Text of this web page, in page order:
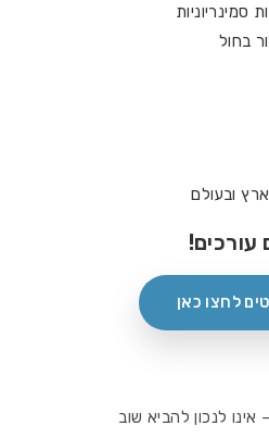
סמינריוניות
בחול
ובעולם
לחצו כאן
– אינו לנכון להביא שוב